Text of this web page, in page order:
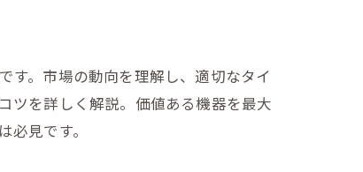
す。市場の動向を理解し、適切なタイ
ツを詳しく解説。価値ある機器を最大
見です。